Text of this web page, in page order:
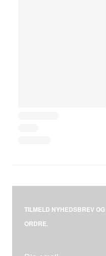
TILMELD NYHEDSBREV
ORDRE.